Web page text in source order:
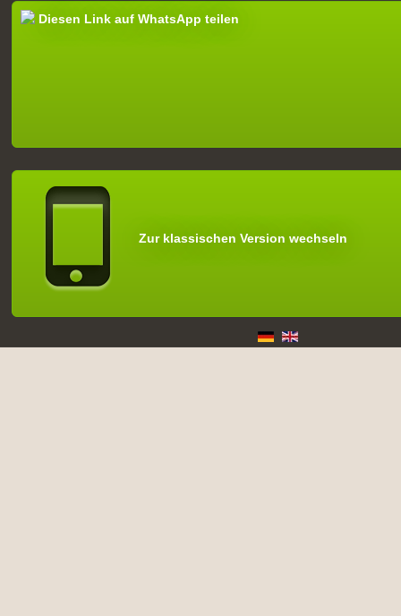
Diesen Link auf WhatsApp teilen
Zur klassischen Version wechseln